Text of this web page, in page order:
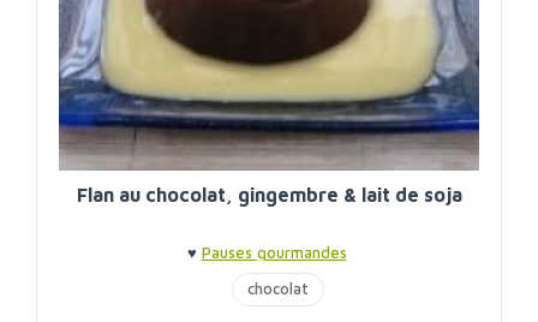
Flan au chocolat, gingembre & lait de soja
♥ Pauses gourmandes
chocolat